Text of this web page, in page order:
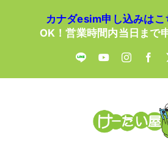
カナダesim申し込みはこ
OK！営業時間内当日まで
LINE YouTube